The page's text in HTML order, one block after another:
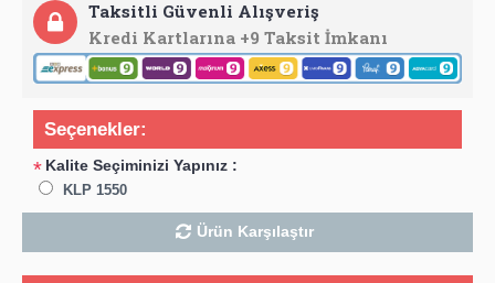
Taksitli Güvenli Alışveriş
Kredi Kartlarına +9 Taksit İmkanı
Seçenekler:
* Kalite Seçiminizi Yapınız :
KLP 1550
Ürün Karşılaştır